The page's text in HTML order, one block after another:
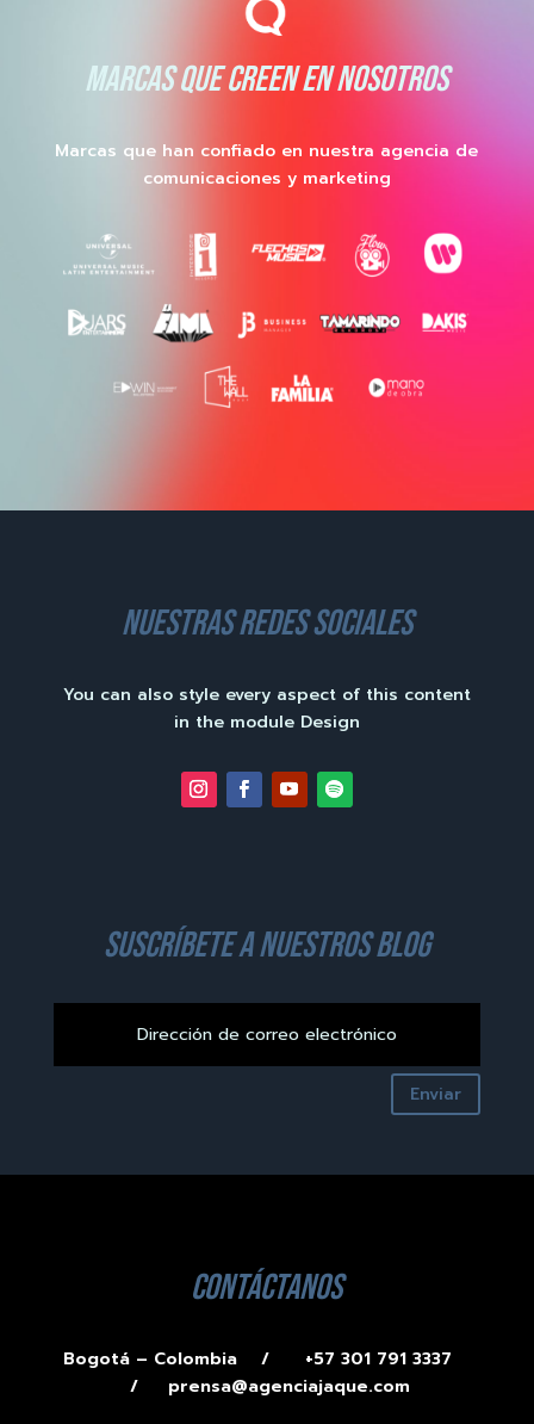
MARCAS QUE CREEN EN NOSOTROS
Marcas que han confiado en nuestra agencia de
comunicaciones y marketing
nuestras redes sociales
You can also style every aspect of this content
in the module Design
suscríbete a nuestros blog
Enviar
contáctanos
Bogotá – Colombia /
+57 301 791 3337
/ prensa@agenciajaque.com